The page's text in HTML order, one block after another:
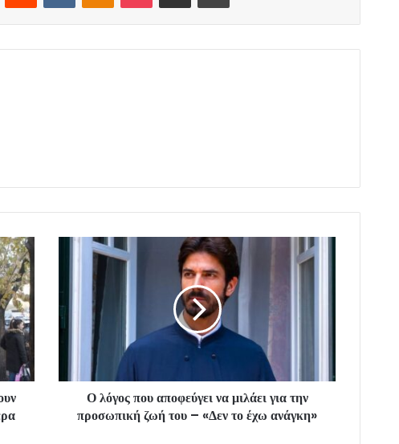
Ο λόγος που αποφεύγει να μιλάει για την
προσωπική ζωή του – «Δεν το έχω ανάγκη»